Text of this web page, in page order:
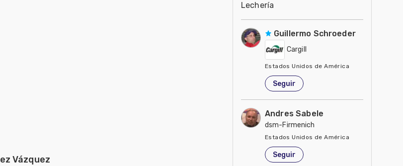
Vázquez
Lechería
Guillermo Schroeder
Cargill
Estados Unidos de América
Seguir
Andres Sabele
dsm-Firmenich
Estados Unidos de América
Seguir